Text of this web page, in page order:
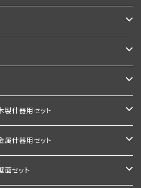
ｍ
ｍ
ｍ
ｍ
ｍｍ
ｍｍ
製什器用セット
付き
属什器用セット
くピカタイプ
面セット